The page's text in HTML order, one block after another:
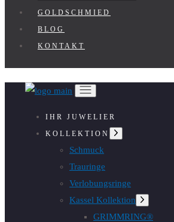
GOLDSCHMIED
BLOG
KONTAKT
IHR JUWELIER
KOLLEKTION
Untermenü
anzeigen
Schmuck
Trauringe
Verlobungsringe
Kassel Kollektion Untermenü
anzeigen
GRIMMRING®